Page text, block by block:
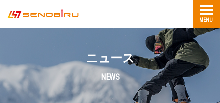
MENU
ニュース
NEWS